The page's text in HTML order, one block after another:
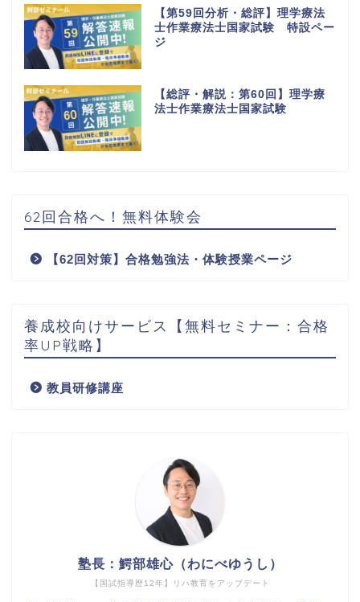
【第59回分析・総評】理学療法
士作業療法士国家試験 特設ペー
ジ
【総評・解説：第60回】理学療
法士作業療法士国家試験
62回合格へ！無料体験会
【62回対策】合格勉強法・体験授業ページ
養成校向けサービス【無料セミナー：合格
率UP戦略】
教員研修講座
【国試指導歴12年】リハ教育をアップデート
塾長：鰐部雄心（わにべゆうし）